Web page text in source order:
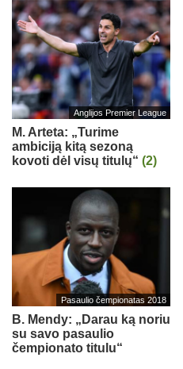
Anglijos Premier League
M. Arteta: „Turime
ambiciją kitą sezoną
kovoti dėl visų titulų“ (2)
Pasaulio čempionatas 2018
B. Mendy: „Darau ką noriu
su savo pasaulio
čempionato titulu“